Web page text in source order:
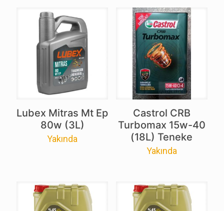
Lubex Mitras Mt Ep
80w (3L)
Yakında
Castrol CRB
Turbomax 15w-40
(18L) Teneke
Yakında